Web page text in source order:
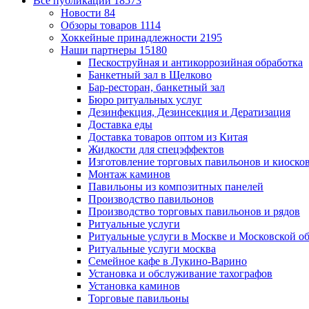
Новости 84
Обзоры товаров 1114
Хоккейные принадлежности 2195
Наши партнеры 15180
Пескоструйная и антикоррозийная обработка
Банкетный зал в Щелково
Бар-ресторан, банкетный зал
Бюро ритуальных услуг
Дезинфекция, Дезинсекция и Дератизация
Доставка еды
Доставка товаров оптом из Китая
Жидкости для спецэффектов
Изготовление торговых павильонов и киосков
Монтаж каминов
Павильоны из композитных панелей
Производство павильонов
Производство торговых павильонов и рядов
Ритуальные услуги
Ритуальные услуги в Москве и Московской
Ритуальные услуги москва
Семейное кафе в Лукино-Варино
Установка и обслуживание тахографов
Установка каминов
Торговые павильоны